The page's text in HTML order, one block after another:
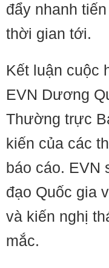
đẩy nhanh
thời gian tới.
Kết luận cuộc
EVN Dương
Thường trực
kiến của các
báo cáo. EVN
đạo Quốc gia
và kiến nghị
mắc.